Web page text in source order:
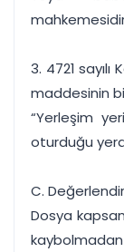
3. 4721 sayılı
maddesinin
“Yerleşim
oturduğu
C.
Dosya